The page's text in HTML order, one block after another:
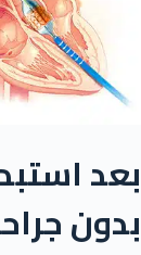
بعد
بدون